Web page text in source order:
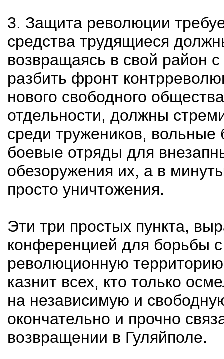
3. Защита революции
средства трудящиеся
возвращаясь в свой район
разбить фронт
нового свободного
отдельности, должны
среди тружеников,
боевые отряды для
обезоружения их, а в
просто уничтожения.
Эти три простых пункта,
конференцией для борьбы
революционную
казнит всех, кто только
на независимую и
окончательно и прочно
возвращении в Гуляйполе.